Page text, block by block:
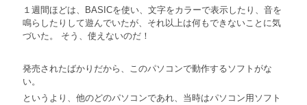
１週間ほどは、BASICを使い、文字をカラーで表示したり、音を
鳴らしたりして遊んでいたが、それ以上は何もできないことに気
づいた。 そう、使えないのだ！
発売されたばかりだから、このパソコンで動作するソフトがな
い。
というより、他のどのパソコンであれ、当時はパソコン用ソフト